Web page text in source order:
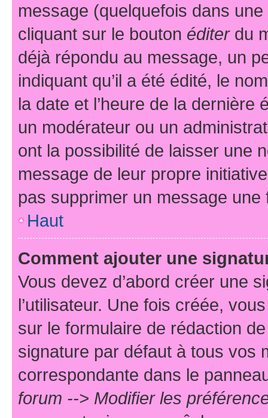
message (quelquefois dans
cliquant sur le bouton éditerdu
déjà répondu au message, un
indiquant qu’il a été édité, le
la date et l’heure de la dernière
un modérateur ou un
ont la possibilité de laisser une
message de leur propre
pas supprimer un message une
Haut
Comment ajouter une
Vous devez d’abord créer une
l’utilisateur. Une fois créée,
sur le formulaire de rédaction
signature par défaut à tous vos
correspondante dans le
forum --> Modifier les